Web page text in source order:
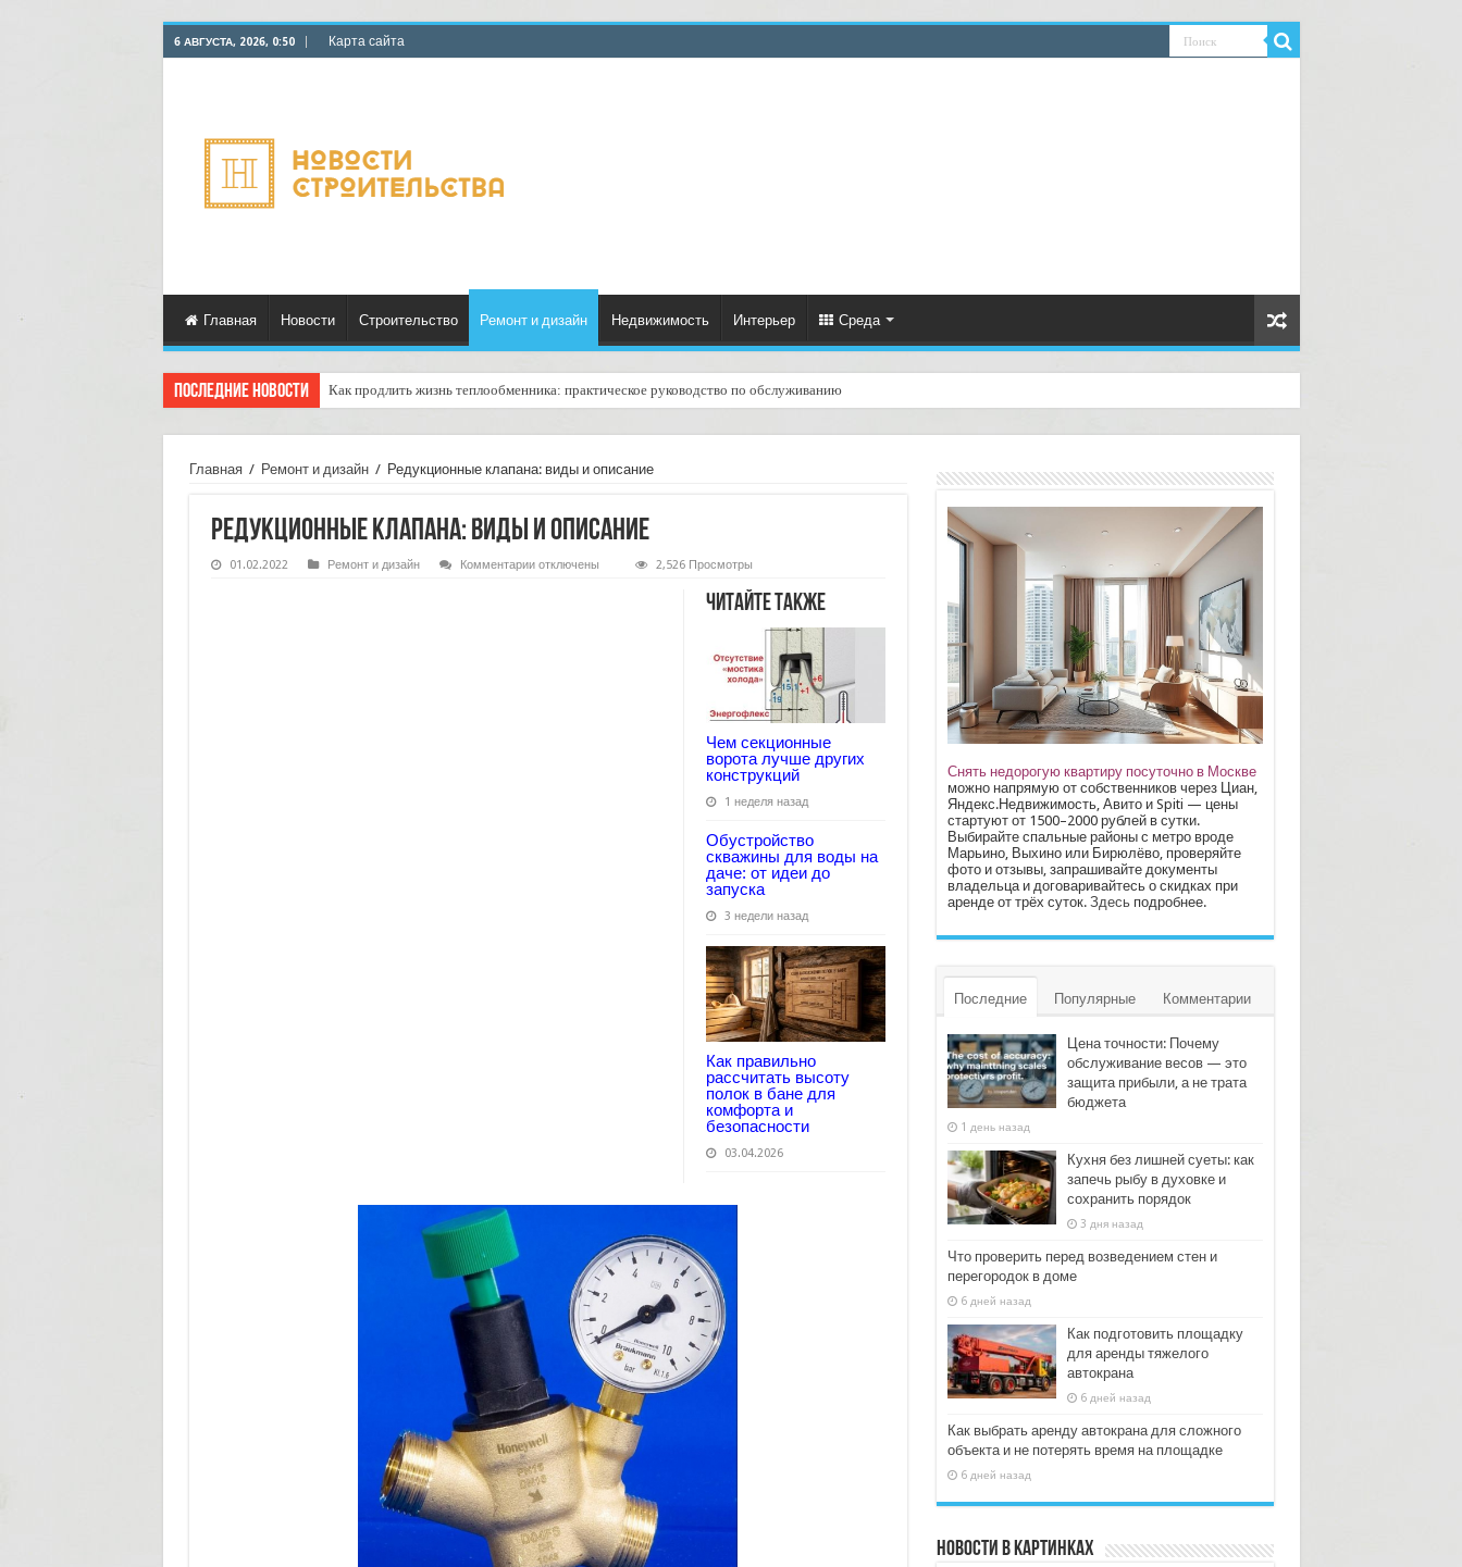
6 АВГУСТА, 2026, 0:50 Карта сайта
Главная Новости Строительство Ремонт и дизайн Недвижимость Интерьер Среда
Последние новости Как продлить жизнь теплообменника: практическое руководство по обслуживанию
Горбыль как дрова: недооценённый ресурс для тепла, экономии и творчества
Главная / Ремонт и дизайн / Редукционные клапана: виды и описание
Редукционные клапана: виды и описание
01.02.2022 Ремонт и дизайн Комментариикотключены 2,526 Просмотры
Читайте также
Чем секционные
ворота лучше других
конструкций
1 неделя назад
Обустройство
скважины для воды на
даче: от идеи до
запуска
3 недели назад
Как правильно
рассчитать высоту
полок в бане для
комфорта и
безопасности
03.04.2026
Снять недорогую квартиру посуточно в Москве
можно напрямую от собственников через Циан,
Яндекс.Недвижимость, Авито и Spiti — цены
стартуют от 1500–2000 рублей в сутки.
Выбирайте спальные районы с метро вроде
Марьино, Выхино или Бирюлёво, проверяйте
фото и отзывы, запрашивайте документы
владельца и договаривайтесь о скидках при
аренде от трёх суток. Здесьподробнее.
Последние Популярные Комментарии
Цена точности: Почему
обслуживание весов — это
защита прибыли, а не трата
бюджета
1 день назад
Кухня без лишней суеты: как
запечь рыбу в духовке и
сохранить порядок
3 дня назад
Что проверить перед возведением стен и
перегородок в доме
6 дней назад
Как подготовить площадку
для аренды тяжелого
автокрана
6 дней назад
Как выбрать аренду автокрана для сложного
объекта и не потерять время на площадке
6 дней назад
Новости в картинках